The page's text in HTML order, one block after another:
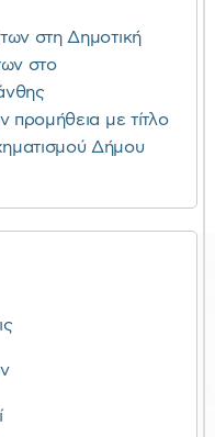
στη Δημοτική
στο
προμήθεια με τίτλο
Δήμου